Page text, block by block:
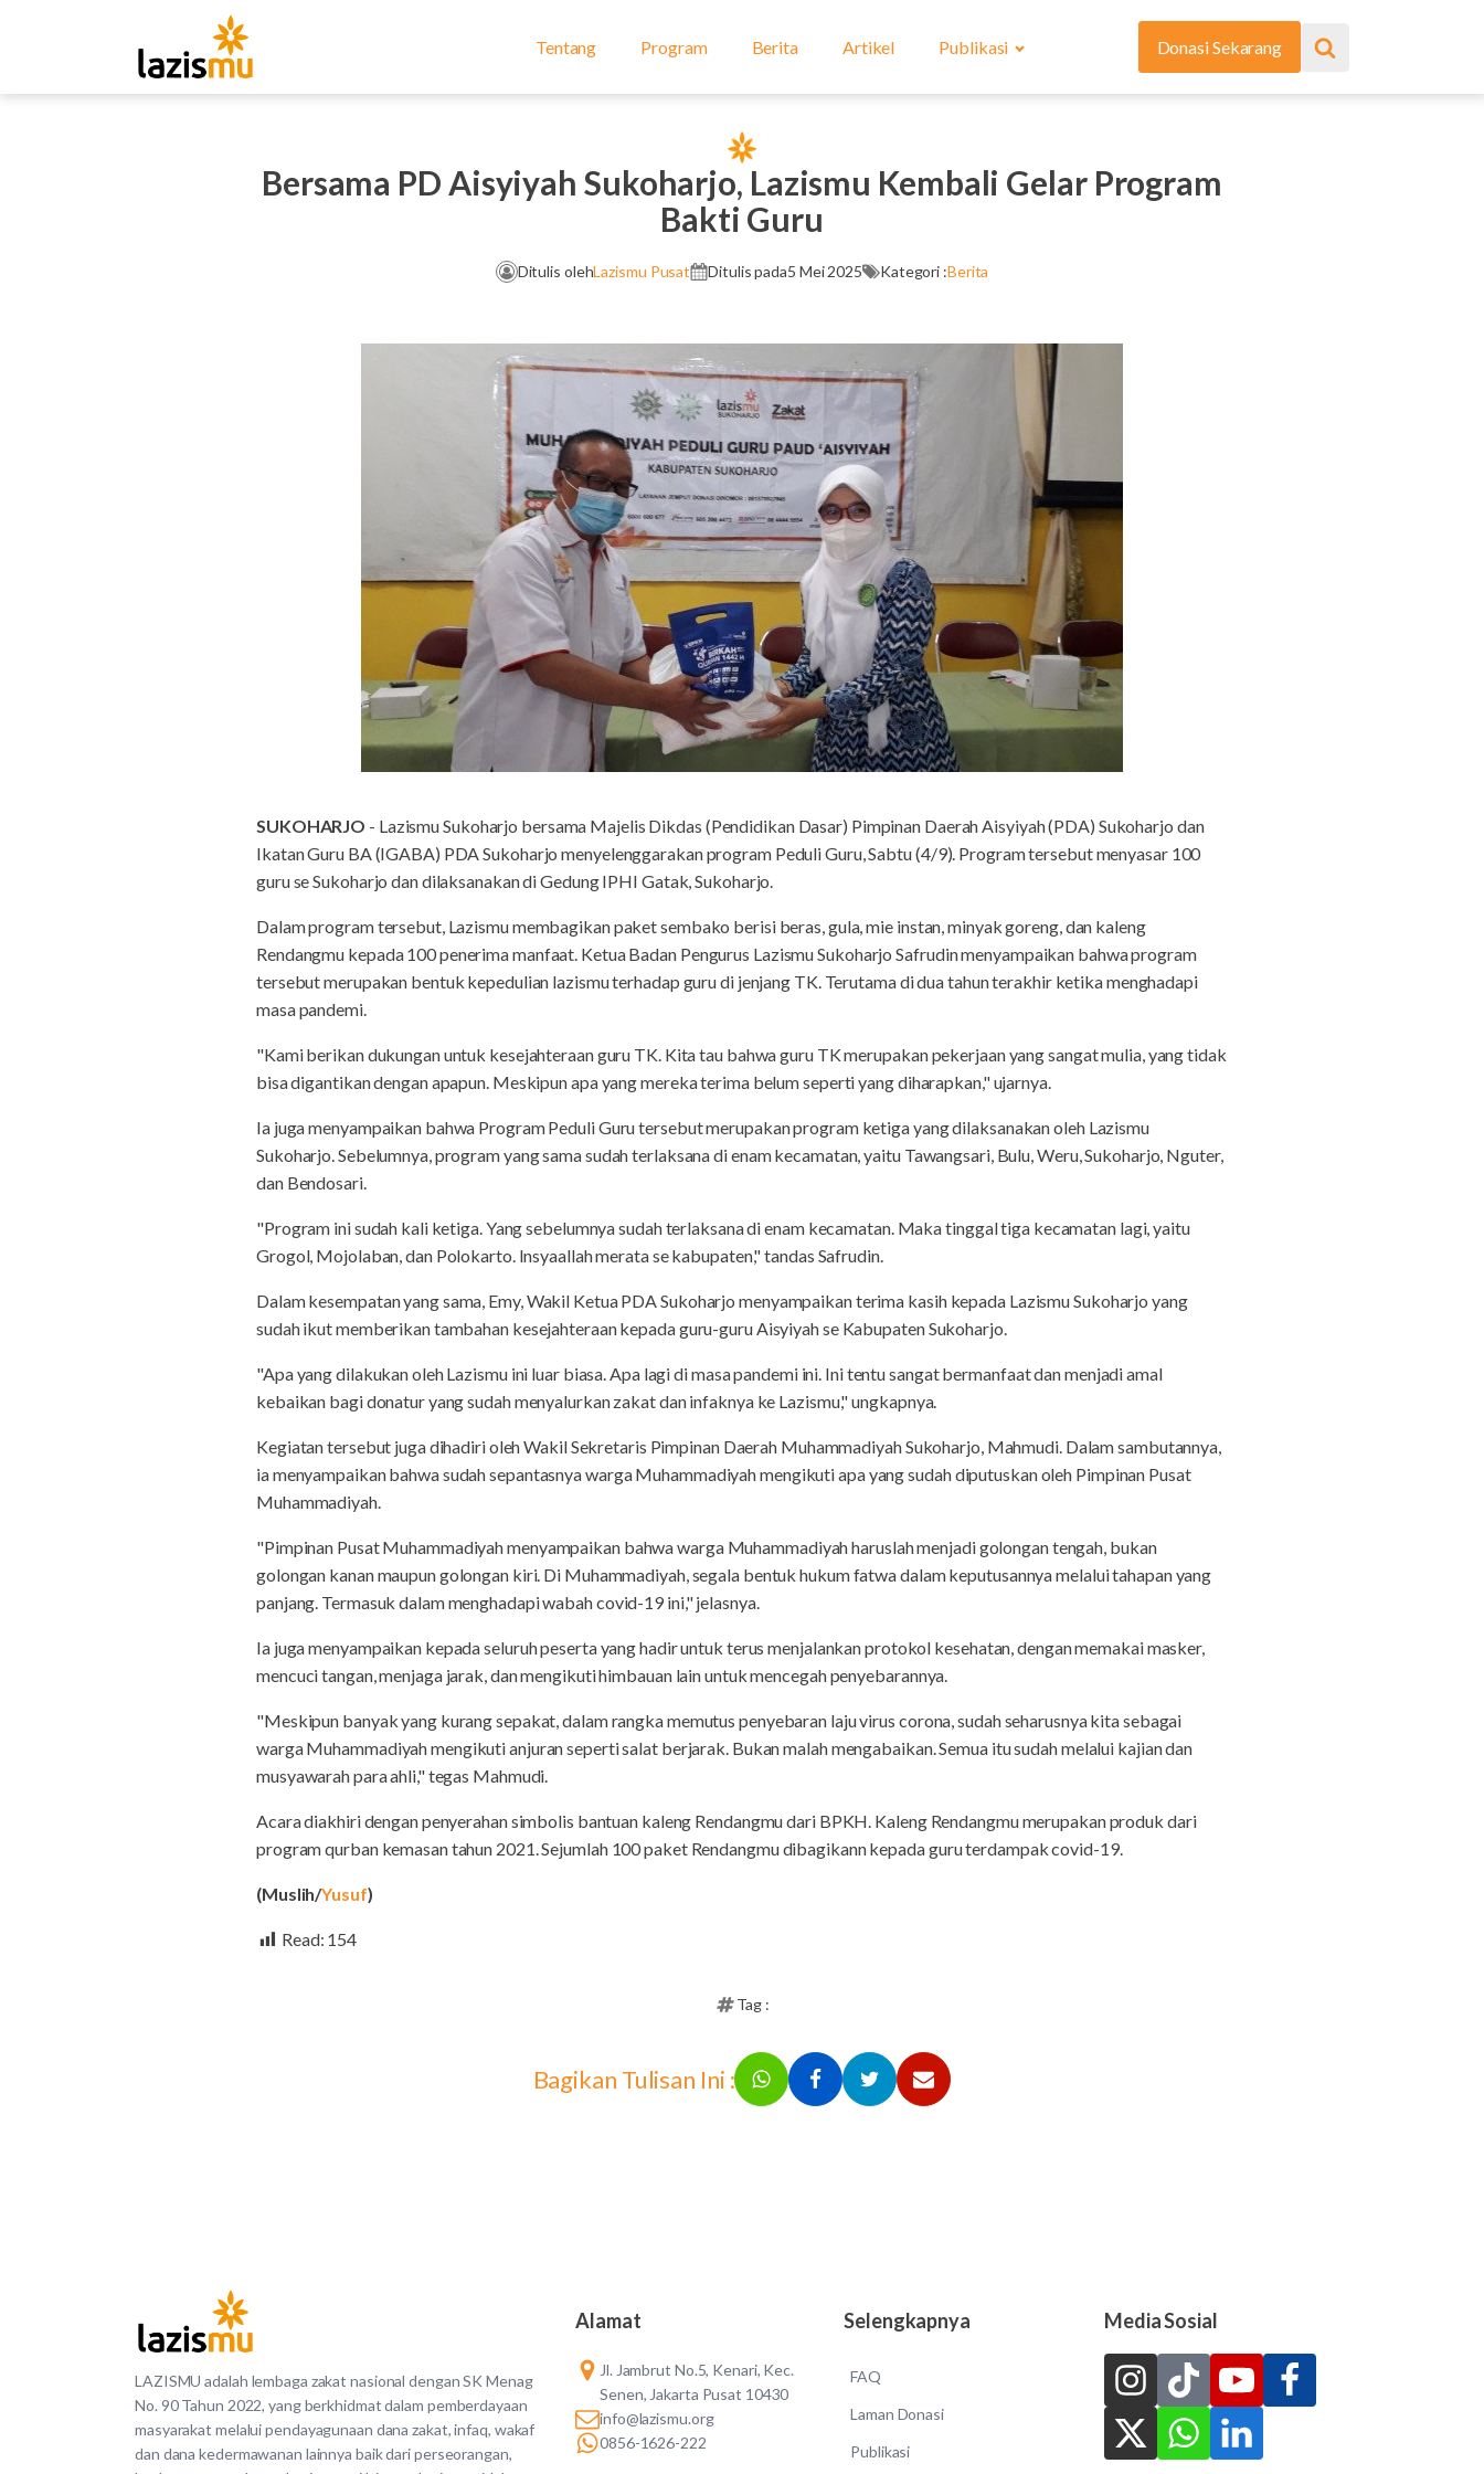
Tentang Program Berita Artikel Publikasi Donasi Sekarang
Bersama PD Aisyiyah Sukoharjo, Lazismu Kembali Gelar Program
Bakti Guru
Ditulis olehLazismu Pusat Ditulis pada5 Mei 2025 Kategori :Berita
SUKOHARJO - Lazismu Sukoharjo bersama Majelis Dikdas (Pendidikan Dasar) Pimpinan Daerah Aisyiyah (PDA) Sukoharjo dan
Ikatan Guru BA (IGABA) PDA Sukoharjo menyelenggarakan program Peduli Guru, Sabtu (4/9). Program tersebut menyasar 100
guru se Sukoharjo dan dilaksanakan di Gedung IPHI Gatak, Sukoharjo.
Dalam program tersebut, Lazismu membagikan paket sembako berisi beras, gula, mie instan, minyak goreng, dan kaleng
Rendangmu kepada 100 penerima manfaat. Ketua Badan Pengurus Lazismu Sukoharjo Safrudin menyampaikan bahwa program
tersebut merupakan bentuk kepedulian lazismu terhadap guru di jenjang TK. Terutama di dua tahun terakhir ketika menghadapi
masa pandemi.
"Kami berikan dukungan untuk kesejahteraan guru TK. Kita tau bahwa guru TK merupakan pekerjaan yang sangat mulia, yang tidak
bisa digantikan dengan apapun. Meskipun apa yang mereka terima belum seperti yang diharapkan," ujarnya.
Ia juga menyampaikan bahwa Program Peduli Guru tersebut merupakan program ketiga yang dilaksanakan oleh Lazismu
Sukoharjo. Sebelumnya, program yang sama sudah terlaksana di enam kecamatan, yaitu Tawangsari, Bulu, Weru, Sukoharjo, Nguter,
dan Bendosari.
"Program ini sudah kali ketiga. Yang sebelumnya sudah terlaksana di enam kecamatan. Maka tinggal tiga kecamatan lagi, yaitu
Grogol, Mojolaban, dan Polokarto. Insyaallah merata se kabupaten," tandas Safrudin.
Dalam kesempatan yang sama, Emy, Wakil Ketua PDA Sukoharjo menyampaikan terima kasih kepada Lazismu Sukoharjo yang
sudah ikut memberikan tambahan kesejahteraan kepada guru-guru Aisyiyah se Kabupaten Sukoharjo.
"Apa yang dilakukan oleh Lazismu ini luar biasa. Apa lagi di masa pandemi ini. Ini tentu sangat bermanfaat dan menjadi amal
kebaikan bagi donatur yang sudah menyalurkan zakat dan infaknya ke Lazismu," ungkapnya.
Kegiatan tersebut juga dihadiri oleh Wakil Sekretaris Pimpinan Daerah Muhammadiyah Sukoharjo, Mahmudi. Dalam sambutannya,
ia menyampaikan bahwa sudah sepantasnya warga Muhammadiyah mengikuti apa yang sudah diputuskan oleh Pimpinan Pusat
Muhammadiyah.
"Pimpinan Pusat Muhammadiyah menyampaikan bahwa warga Muhammadiyah haruslah menjadi golongan tengah, bukan
golongan kanan maupun golongan kiri. Di Muhammadiyah, segala bentuk hukum fatwa dalam keputusannya melalui tahapan yang
panjang. Termasuk dalam menghadapi wabah covid-19 ini," jelasnya.
Ia juga menyampaikan kepada seluruh peserta yang hadir untuk terus menjalankan protokol kesehatan, dengan memakai masker,
mencuci tangan, menjaga jarak, dan mengikuti himbauan lain untuk mencegah penyebarannya.
"Meskipun banyak yang kurang sepakat, dalam rangka memutus penyebaran laju virus corona, sudah seharusnya kita sebagai
warga Muhammadiyah mengikuti anjuran seperti salat berjarak. Bukan malah mengabaikan. Semua itu sudah melalui kajian dan
musyawarah para ahli," tegas Mahmudi.
Acara diakhiri dengan penyerahan simbolis bantuan kaleng Rendangmu dari BPKH. Kaleng Rendangmu merupakan produk dari
program qurban kemasan tahun 2021. Sejumlah 100 paket Rendangmu dibagikann kepada guru terdampak covid-19.
(Muslih/Yusuf)
Read: 154
Tag :
Bagikan Tulisan Ini :
LAZISMU adalah lembaga zakat nasional dengan SK Menag
No. 90 Tahun 2022, yang berkhidmat dalam pemberdayaan
masyarakat melalui pendayagunaan dana zakat, infaq, wakaf
dan dana kedermawanan lainnya baik dari perseorangan,
Alamat
Jl. Jambrut No.5, Kenari, Kec.
Senen, Jakarta Pusat 10430
info@lazismu.org
0856-1626-222
Selengkapnya
FAQ
Laman Donasi
Publikasi
Media Sosial